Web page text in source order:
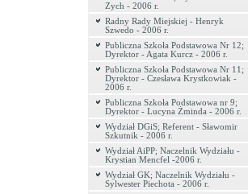
Zych - 2006 r.
Radny Rady Miejskiej - Henryk
Szwedo - 2006 r.
Publiczna Szkoła Podstawowa Nr 12;
Dyrektor - Agata Kurcz - 2006 r.
Publiczna Szkoła Podstawowa Nr 11;
Dyrektor - Czesława Krystkowiak -
2006 r.
Publiczna Szkoła Podstawowa nr 9;
Dyrektor - Lucyna Żminda - 2006 r.
Wydział DGiS; Referent - Sławomir
Szkutnik - 2006 r.
Wydział AiPP; Naczelnik Wydziału -
Krystian Mencfel -2006 r.
Wydział GK; Naczelnik Wydziału -
Sylwester Piechota - 2006 r.